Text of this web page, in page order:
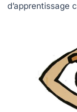
d’apprentissage